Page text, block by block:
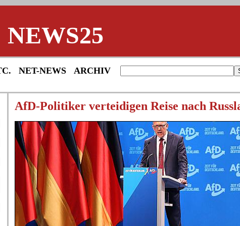
NEWS25
NET-NEWS ARCHIV
AfD-Politiker verteidigen Reise nach